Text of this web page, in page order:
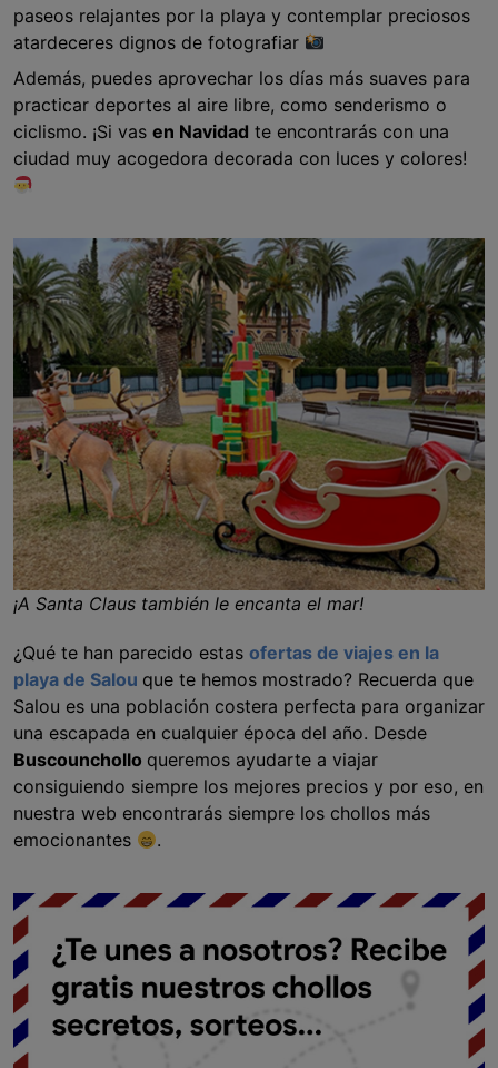
paseos relajantes por la playa y contemplar preciosos
atardeceres dignos de fotografiar
Además, puedes aprovechar los días más suaves para
practicar deportes al aire libre, como senderismo o
ciclismo. ¡Si vas en Navidad te encontrarás con una
ciudad muy acogedora decorada con luces y colores!
¡A Santa Claus también le encanta el mar!
¿Qué te han parecido estas ofertas de viajes en la
playa de Salou que te hemos mostrado? Recuerda que
Salou es una población costera perfecta para organizar
una escapada en cualquier época del año. Desde
Buscounchollo queremos ayudarte a viajar
consiguiendo siempre los mejores precios y por eso, en
nuestra web encontrarás siempre los chollos más
emocionantes
.